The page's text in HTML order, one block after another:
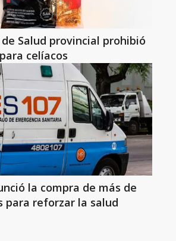
Salud provincial prohibió
celíacos
la compra de más de
para reforzar la salud